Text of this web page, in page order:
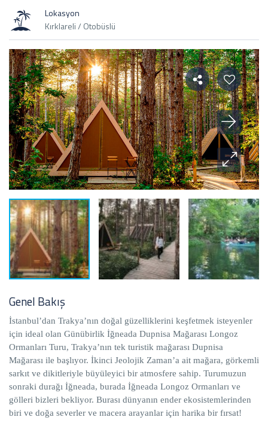
Lokasyon
Kırklareli / Otobüslü
Genel Bakış
İstanbul’dan Trakya’nın doğal güzelliklerini keşfetmek isteyenler
için ideal olan Günübirlik İğneada Dupnisa Mağarası Longoz
Ormanları Turu, Trakya’nın tek turistik mağarası Dupnisa
Mağarası ile başlıyor. İkinci Jeolojik Zaman’a ait mağara, görkemli
sarkıt ve dikitleriyle büyüleyici bir atmosfere sahip. Turumuzun
sonraki durağı İğneada, burada İğneada Longoz Ormanları ve
gölleri bizleri bekliyor. Burası dünyanın ender ekosistemlerinden
biri ve doğa severler ve macera arayanlar için harika bir fırsat!